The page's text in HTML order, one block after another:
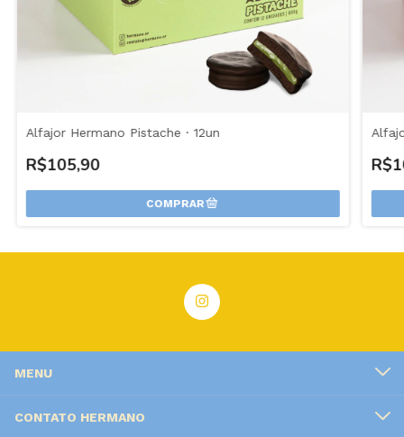
Alfajor Hermano Pistache · 12un
R$105,90
MENU
CONTATO HERMANO